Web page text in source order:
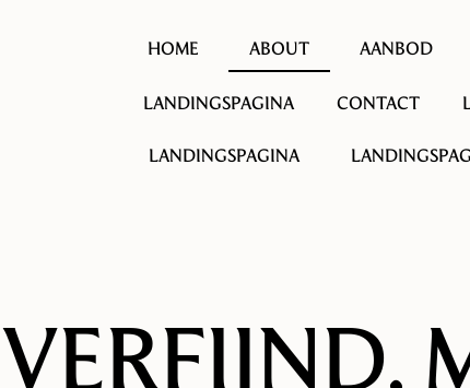
HOME ABOUT AANBOD
LANDINGSPAGINA CONTACT
LANDINGSPAGINA
VERFIJND,